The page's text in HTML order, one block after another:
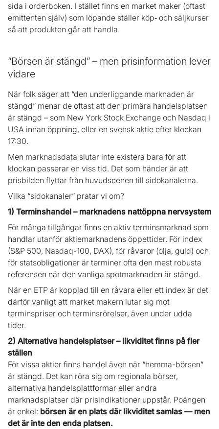
sida i orderboken. I stället finns en market maker (oftast
emittenten själv) som löpande ställer köp‑ och säljkurser
så att produkten går att handla.
“Börsen är stängd” – men prisinformation lever
vidare
När folk säger att “den underliggande marknaden är
stängd” menar de oftast att den primära handelsplatsen
är stängd – som New York Stock Exchange och Nasdaq i
USA innan öppning, eller en svensk aktie efter klockan
17:30.
Men marknadsdata slutar inte existera bara för att
klockan passerar en viss tid. Det som händer är att
prisbilden flyttar från huvudscenen till sidokanalerna.
Vilka “sidokanaler” pratar vi om?
1) Terminshandel – marknadens nattöppna nervsystem
För många tillgångar finns en aktiv terminsmarknad som
handlar utanför aktiemarknadens öppettider. För index
(S&P 500, Nasdaq-100, DAX), för råvaror (olja, guld) och
för statsobligationer är terminer ofta den mest robusta
referensen när den vanliga spotmarknaden är stängd.
När en ETP är kopplad till en råvara eller ett index är det
därför vanligt att market makern lutar sig mot
terminspriser och terminsrörelser, även under udda
tider.
2) Alternativa handelsplatser – likviditet finns på fler
ställen
För vissa aktier finns handel även när “hemma-börsen”
är stängd. Det kan röra sig om regionala börser,
alternativa handelsplattformar eller andra
marknadsplatser där prisindikationer uppstår. Poängen
är enkel: börsen är en plats där likviditet samlas — men
det är inte den enda platsen.